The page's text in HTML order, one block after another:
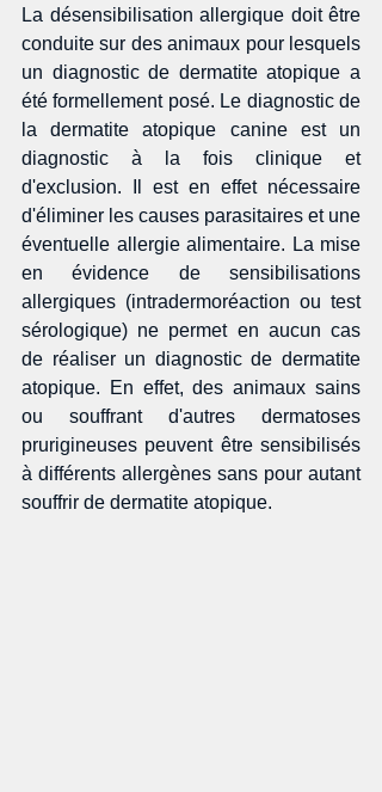
La désensibilisation allergique doit être
conduite sur des animaux pour lesquels
un diagnostic de dermatite atopique a
été formellement posé. Le diagnostic de
la dermatite atopique canine est un
diagnostic à la fois clinique et
d'exclusion. Il est en effet nécessaire
d'éliminer les causes parasitaires et une
éventuelle allergie alimentaire. La mise
en évidence de sensibilisations
allergiques (intradermoréaction ou test
sérologique) ne permet en aucun cas
de réaliser un diagnostic de dermatite
atopique. En effet, des animaux sains
ou souffrant d'autres dermatoses
prurigineuses peuvent être sensibilisés
à différents allergènes sans pour autant
souffrir de dermatite atopique.​​